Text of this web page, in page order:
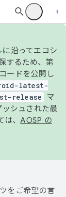
沿ってエコシ
するため、第
ードを公開し
latest-
release
マ
シュされた最
は、AOSP の
をご希望の言